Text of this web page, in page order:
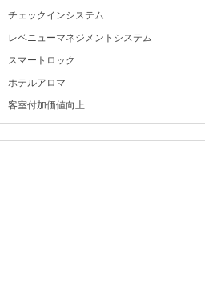
チェックインシステム
レベニューマネジメントシステム
スマートロック
ホテルアロマ
客室付加価値向上